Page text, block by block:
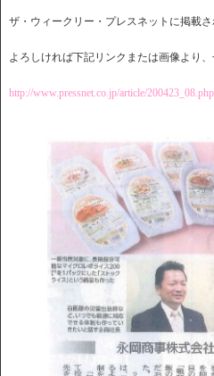
ザ・ウィークリー・プレスネットに掲載さ
よろしければ下記リンクまたは画像より、
http://www.pressnet.co.jp/article/200423_08.php